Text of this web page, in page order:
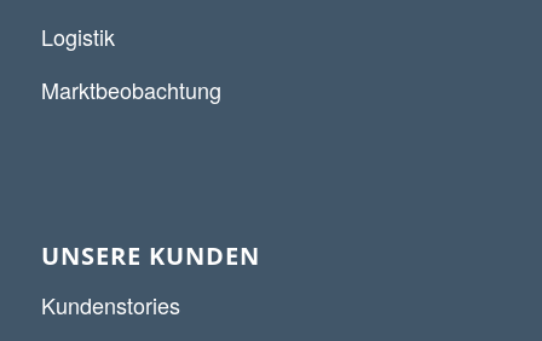
Logistik
Marktbeobachtung
UNSERE KUNDEN
Kundenstories